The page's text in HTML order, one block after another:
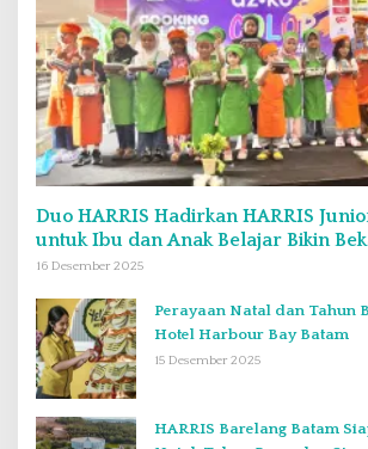
Duo HARRIS Hadirkan HARRIS
untuk Ibu dan Anak Belajar Bikin
Kimbab
16 Desember 2025
Perayaan Natal dan Tahun
Hotel Harbour Bay Batam
15 Desember 2025
HARRIS Barelang Batam